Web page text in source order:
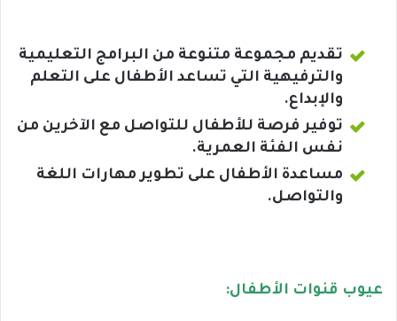
تقديم مجموعة متنوعة من البرامج التعليمية
والترفيهية التي تساعد الأطفال على التعلم
والإبداع.
توفير فرصة للأطفال للتواصل مع الآخرين من
نفس الفئة العمرية.
مساعدة الأطفال على تطوير مهارات اللغة
والتواصل.
عيوب قنوات الأطفال: